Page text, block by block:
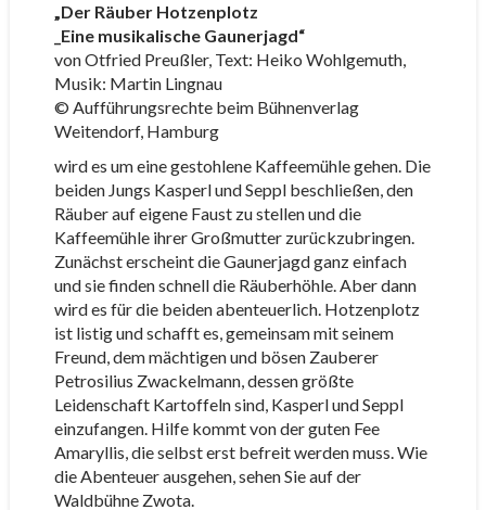
„Der Räuber Hotzenplotz
_Eine musikalische Gaunerjagd“
von Otfried Preußler, Text: Heiko Wohlgemuth,
Musik: Martin Lingnau
© Aufführungsrechte beim Bühnenverlag
Weitendorf, Hamburg
wird es um eine gestohlene Kaffeemühle gehen. Die
beiden Jungs Kasperl und Seppl beschließen, den
Räuber auf eigene Faust zu stellen und die
Kaffeemühle ihrer Großmutter zurückzubringen.
Zunächst erscheint die Gaunerjagd ganz einfach
und sie finden schnell die Räuberhöhle. Aber dann
wird es für die beiden abenteuerlich. Hotzenplotz
ist listig und schafft es, gemeinsam mit seinem
Freund, dem mächtigen und bösen Zauberer
Petrosilius Zwackelmann, dessen größte
Leidenschaft Kartoffeln sind, Kasperl und Seppl
einzufangen. Hilfe kommt von der guten Fee
Amaryllis, die selbst erst befreit werden muss. Wie
die Abenteuer ausgehen, sehen Sie auf der
Waldbühne Zwota.